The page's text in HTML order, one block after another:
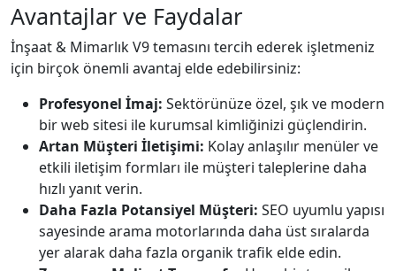
Avantajlar ve Faydalar
İnşaat & Mimarlık V9 temasını tercih ederek işletmeniz
için birçok önemli avantaj elde edebilirsiniz:
Profesyonel İmaj: Sektörünüze özel, şık ve modern
bir web sitesi ile kurumsal kimliğinizi güçlendirin.
Artan Müşteri İletişimi: Kolay anlaşılır menüler ve
etkili iletişim formları ile müşteri taleplerine daha
hızlı yanıt verin.
Daha Fazla Potansiyel Müşteri: SEO uyumlu yapısı
sayesinde arama motorlarında daha üst sıralarda
yer alarak daha fazla organik trafik elde edin.